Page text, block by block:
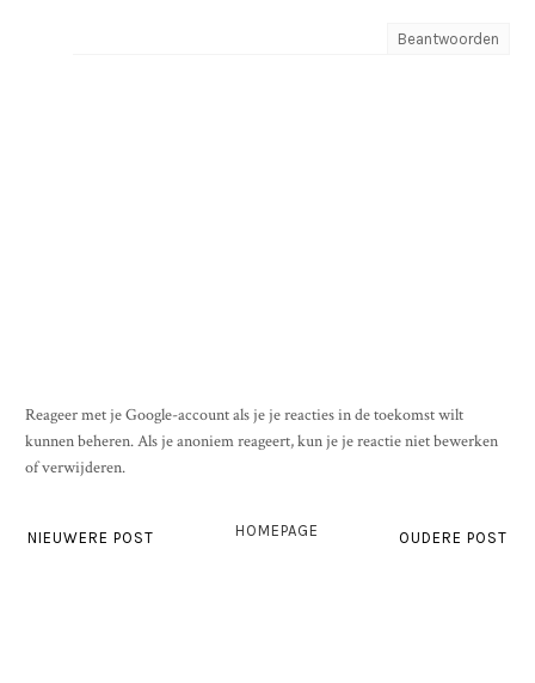
Beantwoorden
Reageer met je Google-account als je je reacties in de toekomst wilt
kunnen beheren. Als je anoniem reageert, kun je je reactie niet bewerken
of verwijderen.
NIEUWERE POST OUDERE POST
HOMEPAGE